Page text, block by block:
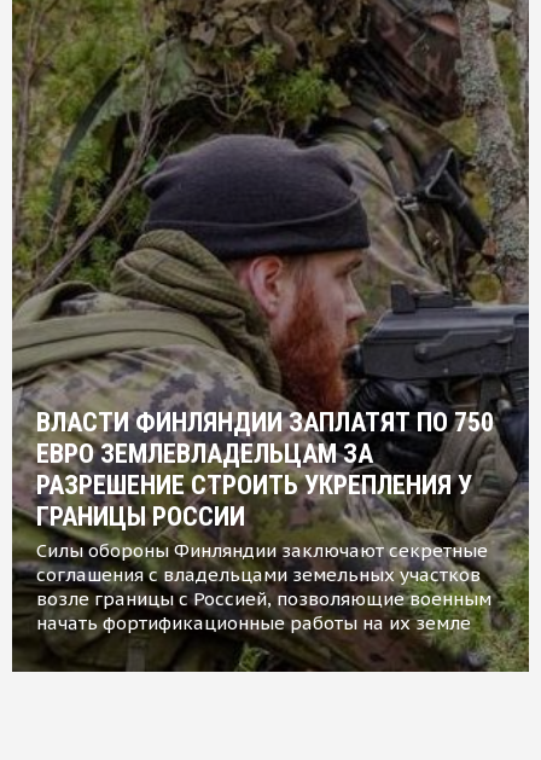
ВЛАСТИ ФИНЛЯНДИИ ЗАПЛАТЯТ ПО 750
ЕВРО ЗЕМЛЕВЛАДЕЛЬЦАМ ЗА
РАЗРЕШЕНИЕ СТРОИТЬ УКРЕПЛЕНИЯ У
ГРАНИЦЫ РОССИИ
Силы обороны Финляндии заключают секретные
соглашения с владельцами земельных участков
возле границы с Россией, позволяющие военным
начать фортификационные работы на их земле